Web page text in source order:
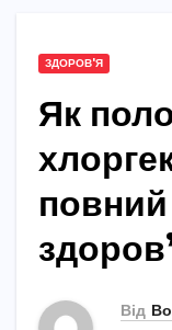
ЗДОРОВ'Я
Як
повний
Від